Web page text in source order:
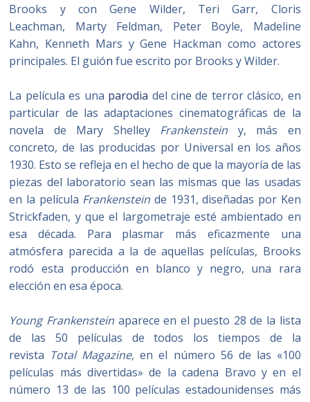
Brooks y con Gene Wilder, Teri Garr, Cloris
Leachman, Marty Feldman, Peter Boyle, Madeline
Kahn, Kenneth Mars y Gene Hackman como actores
principales. El guión fue escrito por Brooks y Wilder.
La película es una parodia del cine de terror clásico, en
particular de las adaptaciones cinematográficas de la
novela de Mary Shelley Frankenstein y, más en
concreto, de las producidas por Universal en los años
1930. Esto se refleja en el hecho de que la mayoría de las
piezas del laboratorio sean las mismas que las usadas
en la película Frankenstein de 1931, diseñadas por Ken
Strickfaden, y que el largometraje esté ambientado en
esa década. Para plasmar más eficazmente una
atmósfera parecida a la de aquellas películas, Brooks
rodó esta producción en blanco y negro, una rara
elección en esa época.
Young Frankenstein aparece en el puesto 28 de la lista
de las 50 películas de todos los tiempos de la
revista Total Magazine, en el número 56 de las «100
películas más divertidas» de la cadena Bravo y en el
número 13 de las 100 películas estadounidenses más